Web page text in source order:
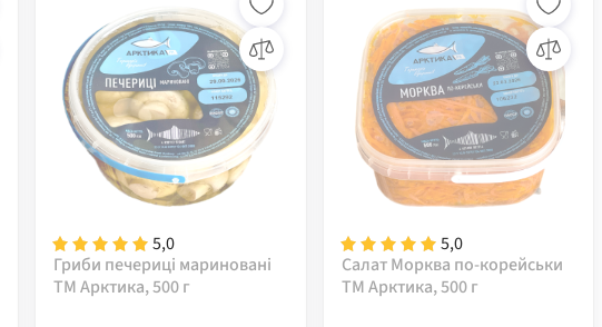
5,0
Гриби печериці мариновані
ТМ Арктика, 500 г
5,0
Салат Морква по-корейськи
ТМ Арктика, 500 г